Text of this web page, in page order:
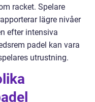
racket. Spelare
lägre nivåer
efter intensiva
padel kan vara
utrustning.